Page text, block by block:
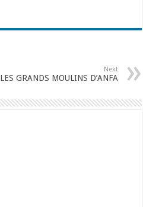
Next
LES GRANDS MOULINS D’ANFA